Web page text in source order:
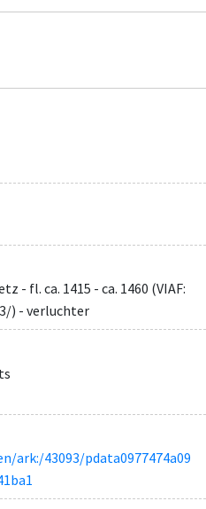
- fl. ca. 1415 - ca. 1460 (VIAF:
) - verluchter
43093/pdata0977474a09